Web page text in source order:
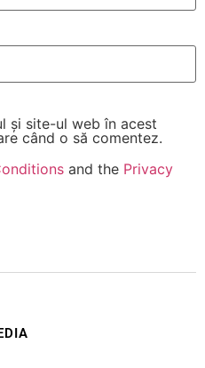
și site-ul web în acest
când o să comentez.
and the Privacy